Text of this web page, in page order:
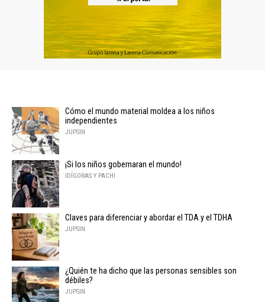
Cómo el mundo material moldea a los niños
independientes
JUPSIN
¡Si los niños gobernaran el mundo!
IDÍGORAS Y PACHI
Claves para diferenciar y abordar el TDA y el TDHA
JUPSIN
¿Quién te ha dicho que las personas sensibles son
débiles?
JUPSIN